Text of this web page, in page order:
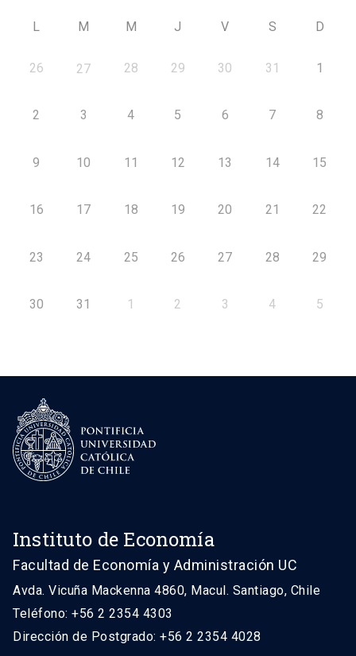
L M M J V S D
26 27 28 29 30 31 1
2 3 4 5 6 7 8
9 10 11 12 13 14 15
16 17 18 19 20 21 22
23 24 25 26 27 28 29
30 31 1 2 3 4 5
Instituto de Economía
Facultad de Economía y Administración UC
Avda. Vicuña Mackenna 4860, Macul. Santiago, Chile
Teléfono: +56 2 2354 4303
Dirección de Postgrado: +56 2 2354 4028